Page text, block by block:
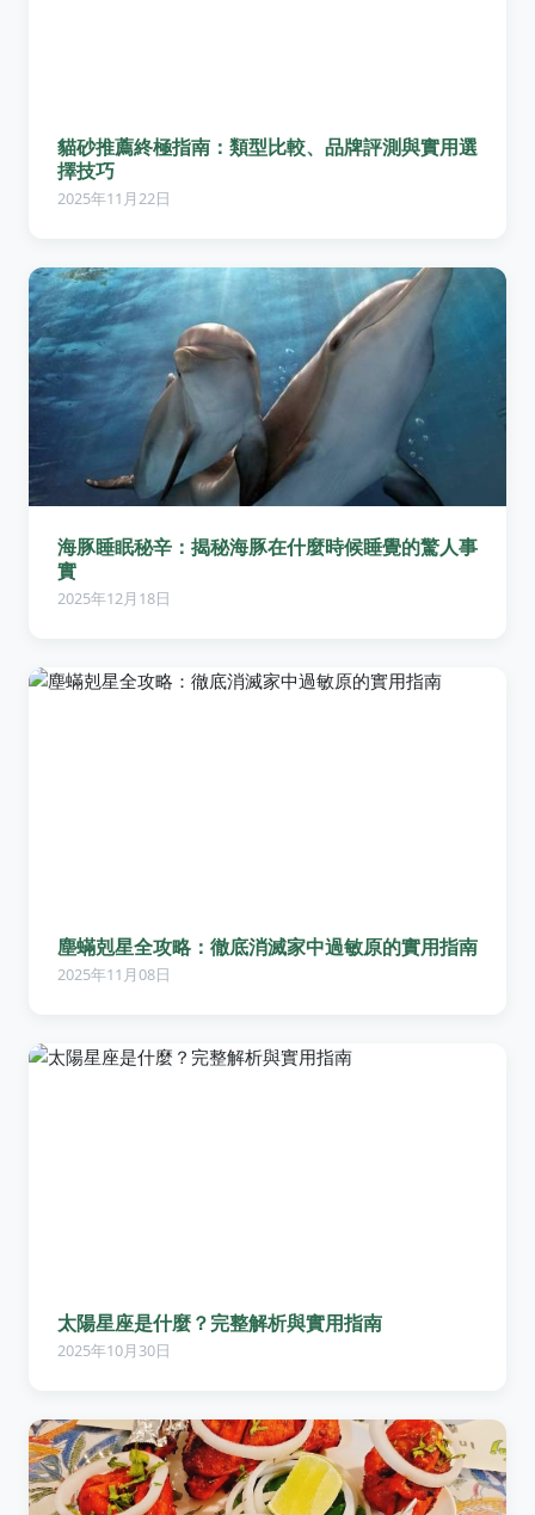
貓砂推薦終極指南：類型比較、品牌評測與實用選
擇技巧
2025年11月22日
海豚睡眠秘辛：揭秘海豚在什麼時候睡覺的驚人事
實
2025年12月18日
塵蟎剋星全攻略：徹底消滅家中過敏原的實用指南
2025年11月08日
太陽星座是什麼？完整解析與實用指南
2025年10月30日